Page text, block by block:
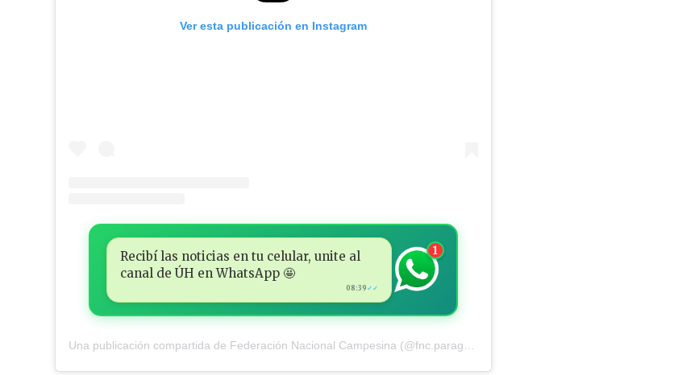
Ver esta publicación en Instagram
Recibí las noticias en tu celular, unite al
canal de ÚH en WhatsApp 🤩
08:39 ✓✓
1